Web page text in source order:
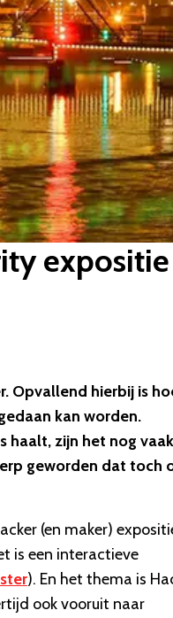
Opvallend hierbij is
kan worden.
haalt, zijn het nog vaak
geworden dat toch
(en maker)
is een interactieve
). En het thema is
ook vooruit naar